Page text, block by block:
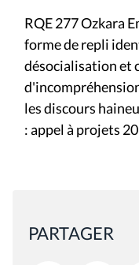
RQE 277 Ozkara
forme de repli
désocialisation et
les discours
: appel à projets
PARTAGER